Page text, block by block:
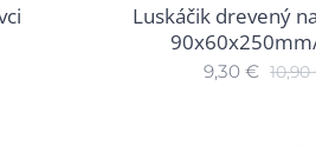
Luskáčik drevený
9,30€ 10,90